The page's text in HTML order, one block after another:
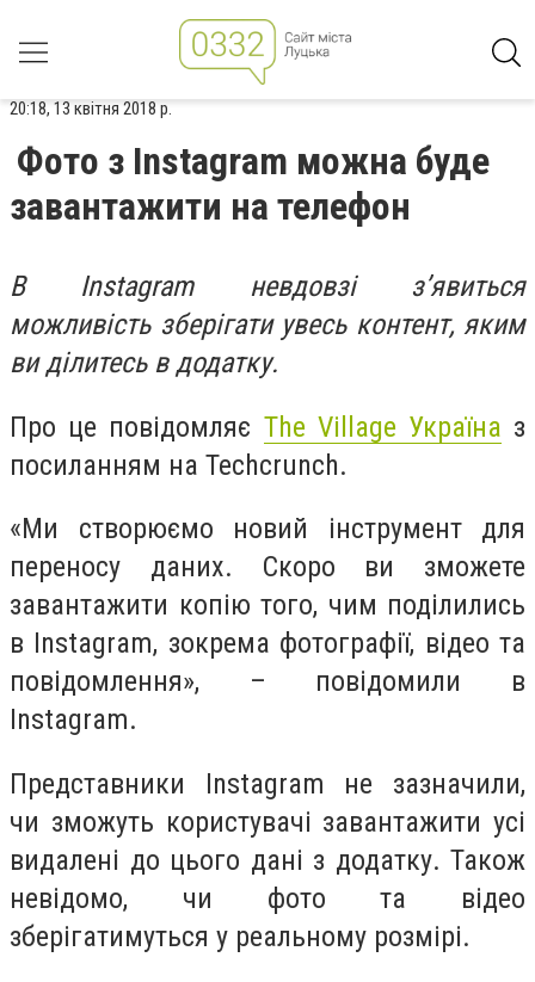
20:18, 13 квітня 2018 р.
Фото з Instagram можна буде
завантажити на телефон
В Instagram невдовзі з’явиться
можливість зберігати увесь контент, яким
ви ділитесь в додатку.
Про це повідомляє The Village Україна з
посиланням на Techcrunch.
«Ми створюємо новий інструмент для
переносу даних. Скоро ви зможете
завантажити копію того, чим поділились
в Instagram, зокрема фотографії, відео та
повідомлення», – повідомили в
Instagram.
Представники Instagram не зазначили,
чи зможуть користувачі завантажити усі
видалені до цього дані з додатку. Також
невідомо, чи фото та відео
зберігатимуться у реальному розмірі.